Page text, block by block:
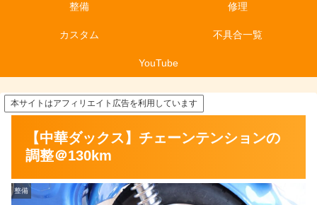
整備 修理
カスタム 不具合一覧
YouTube
本サイトはアフィリエイト広告を利用しています
【中華ダックス】チェーンテンションの
調整＠130km
整備